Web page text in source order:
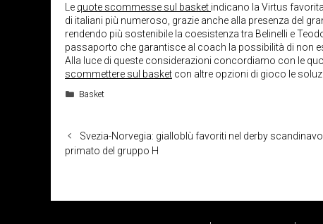
Le quote scommesse sul basket indicano la Virtus
di italiani più numeroso, grazie anche alla presenza del
rendendo più sostenibile la coesistenza tra Belinelli e
passaporto che garantisce al coach la possibilità di non
Alla luce di queste considerazioni concordiamo con le
scommettere sul basket con altre opzioni di gioco le
Categorie
Basket
Svezia-Norvegia: gialloblù favoriti nel derby scandinavo
primato del gruppo H